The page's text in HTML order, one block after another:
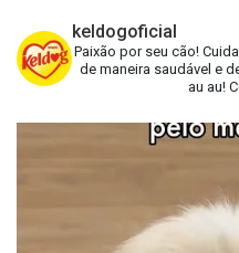
keldogoficial
Paixão por seu cão!
de maneira saudável e
au au!